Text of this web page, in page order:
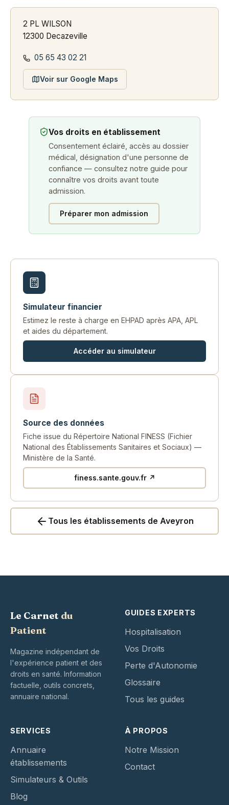
2 PL WILSON
12300 Decazeville
05 65 43 02 21
Voir sur Google Maps
Vos droits en établissement
Consentement éclairé, accès au dossier
médical, désignation d'une personne de
confiance — consultez notre guide pour
connaître vos droits avant toute
admission.
Préparer mon admission
Simulateur financier
Estimez le reste à charge en EHPAD après APA, APL
et aides du département.
Accéder au simulateur
Source des données
Fiche issue du Répertoire National FINESS (Fichier
National des Établissements Sanitaires et Sociaux) —
Ministère de la Santé.
finess.sante.gouv.fr ↗
Tous les établissements de Aveyron
Le Carnet du
Patient
Magazine indépendant de
l'expérience patient et des
droits en santé. Information
factuelle, outils concrets,
annuaire national.
GUIDES EXPERTS
Hospitalisation
Vos Droits
Perte d'Autonomie
Glossaire
Tous les guides
SERVICES
Annuaire
établissements
Simulateurs & Outils
Blog
À PROPOS
Notre Mission
Contact